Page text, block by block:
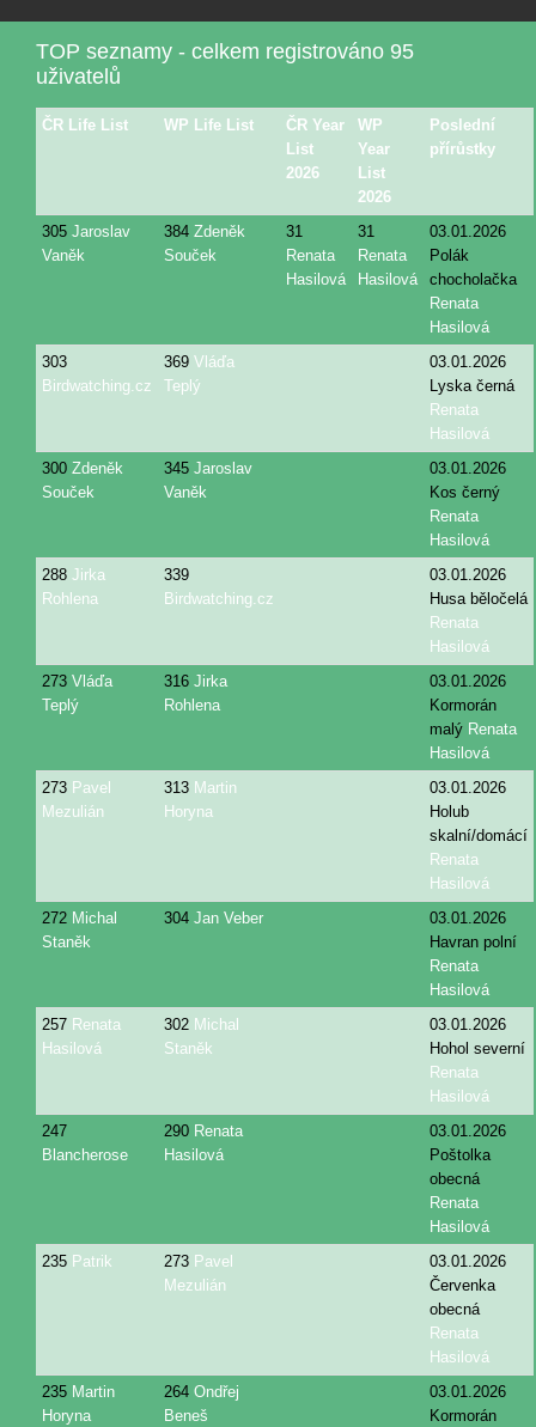
TOP seznamy - celkem registrováno 95
uživatelů
ČR Life List WP Life List
ČR Year
List
2026
WP
Year
List
2026
Poslední
přírůstky
305 Jaroslav
Vaněk
384 Zdeněk
Souček
31
Renata
Hasilová
31
Renata
Hasilová
03.01.2026
Polák
chocholačka
Renata
Hasilová
303
Birdwatching.cz
369 Vláďa
Teplý
03.01.2026
Lyska černá
Renata
Hasilová
300 Zdeněk
Souček
345 Jaroslav
Vaněk
03.01.2026
Kos černý
Renata
Hasilová
288 Jirka
Rohlena
339
Birdwatching.cz
03.01.2026
Husa běločelá
Renata
Hasilová
273 Vláďa
Teplý
316 Jirka
Rohlena
03.01.2026
Kormorán
malý Renata
Hasilová
273 Pavel
Mezulián
313 Martin
Horyna
03.01.2026
Holub
skalní/domácí
Renata
Hasilová
272 Michal
Staněk
304 Jan Veber
03.01.2026
Havran polní
Renata
Hasilová
257 Renata
Hasilová
302 Michal
Staněk
03.01.2026
Hohol severní
Renata
Hasilová
247
Blancherose
290 Renata
Hasilová
03.01.2026
Poštolka
obecná
Renata
Hasilová
235 Patrik 273 Pavel
Mezulián
03.01.2026
Červenka
obecná
Renata
Hasilová
235 Martin
Horyna
264 Ondřej
Beneš
03.01.2026
Kormorán